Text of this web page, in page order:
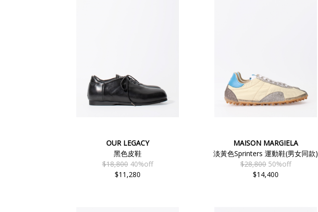
OUR LEGACY
黑色皮鞋
$18,800 40%off
$11,280
MAISON MARGIELA
淡黃色Sprinters 運動鞋(男女同款)
$28,800 50%off
$14,400